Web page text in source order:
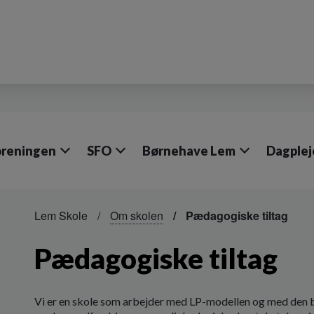
SFO Børnehave Lem
Lem Skole Om skolen Pædagogiske tiltag
Pædagogiske tiltag
Vi er en skole som arbejder med LP-modellen og med